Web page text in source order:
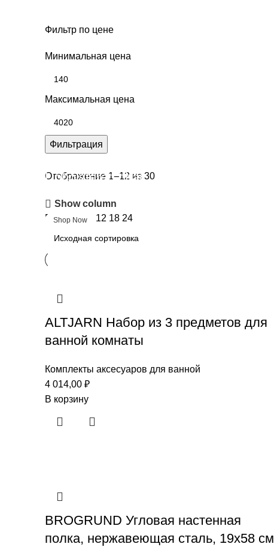
Фильтр по цене
Минимальная цена
Максимальная цена
Фильтрация
Upholstered chair
Discount 10%
Shop Now
Отображение 1–12 из 30
Show column
Показать
12 18 24
ALTJARN Набор из 3 предметов для
ванной комнаты
Комплекты аксесуаров для ванной
4 014,00 ₽
В корзину
BROGRUND Угловая настенная
полка, нержавеющая сталь, 19х58 см